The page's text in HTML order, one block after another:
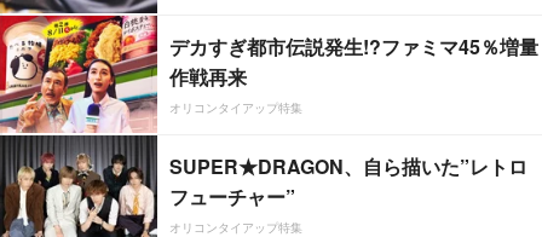
デカすぎ都市伝説発生!?ファミマ45％増量
作戦再来
オリコンタイアップ特集
SUPER★DRAGON、自ら描いた”レトロ
フューチャー”
オリコンタイアップ特集